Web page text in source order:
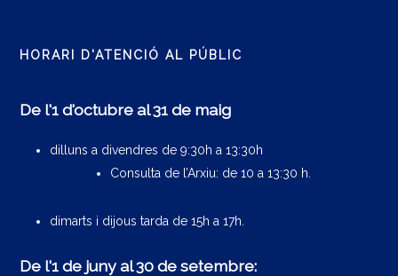
HORARI D'ATENCIÓ AL PÚBLIC
De l'1 d'octubre al 31 de maig
dilluns a divendres de 9:30h a 13:30h
Consulta de l’Arxiu: de 10 a 13:30 h.
dimarts i dijous tarda de 15h a 17h.
De l'1 de juny al 30 de setembre: